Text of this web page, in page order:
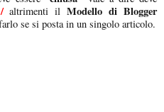
/altrimenti il Modello di Blogger
se si posta in un singolo articolo.